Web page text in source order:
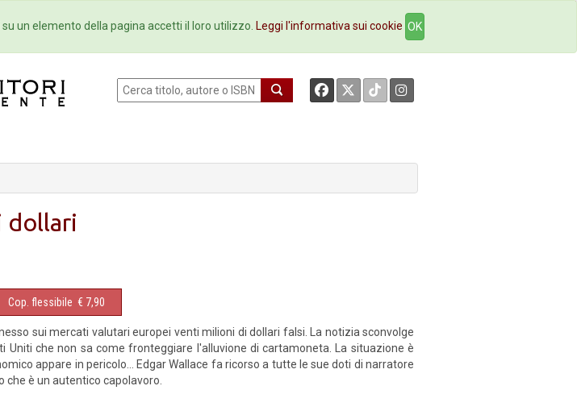
Newsletter Ebookstore Contatti
dollari
Cop. flessibile € 7,90
sui mercati valutari europei venti milioni di dollari falsi. La notizia sconvolge
Uniti che non sa come fronteggiare l'alluvione di cartamoneta. La situazione è
appare in pericolo... Edgar Wallace fa ricorso a tutte le sue doti di narratore
è un autentico capolavoro.
un elemento della pagina accetti il loro utilizzo. Leggi l'informativa sui cookie OK